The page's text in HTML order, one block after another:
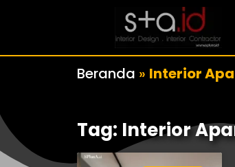
Beranda » Interior
Tag: Interior